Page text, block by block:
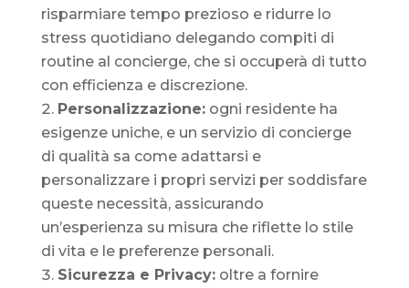
risparmiare tempo prezioso e ridurre lo
stress quotidiano delegando compiti di
routine al concierge, che si occuperà di tutto
con efficienza e discrezione.
Personalizzazione:ogni residente ha
esigenze uniche, e un servizio di concierge
di qualità sa come adattarsi e
personalizzare i propri servizi per soddisfare
queste necessità, assicurando
un’esperienza su misura che riflette lo stile
di vita e le preferenze personali.
Sicurezza e Privacy:oltre a fornire